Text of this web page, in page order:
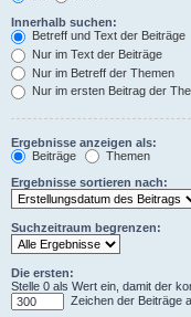
Innerhalb suchen:
Betreff und Text der Beiträge
Nur im Text der Beiträge
Nur im Betreff der Themen
Nur im ersten Beitrag der
Ergebnisse anzeigen als:
Beiträge
Themen
Ergebnisse sortieren nach:
Suchzeitraum begrenzen:
Die ersten:
Stelle 0 als Wert ein, damit der
Zeichen der Beiträge